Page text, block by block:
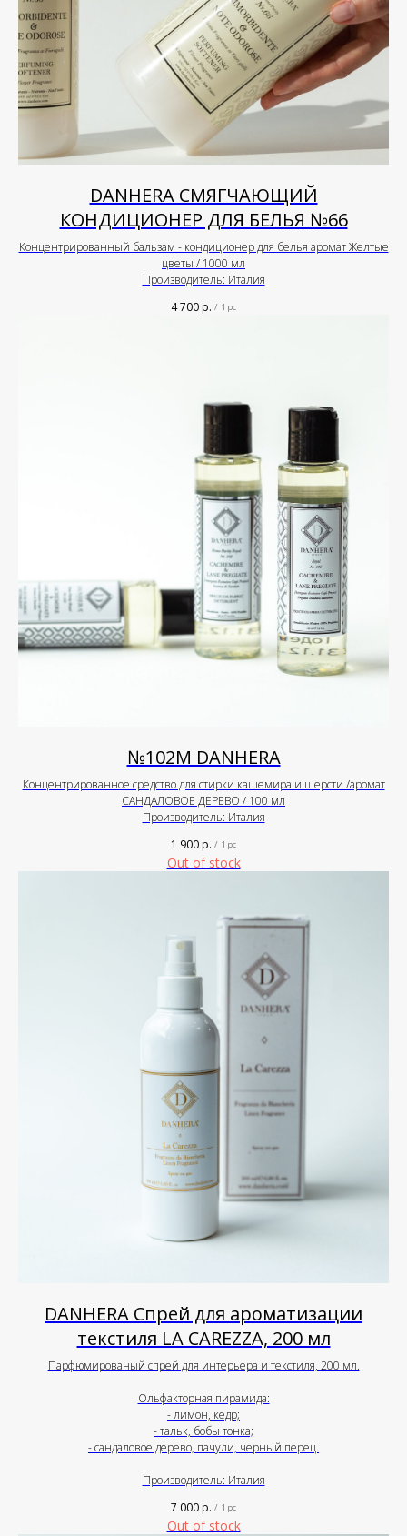
DANHERA СМЯГЧАЮЩИЙ
КОНДИЦИОНЕР ДЛЯ БЕЛЬЯ №66
Концентрированный бальзам - кондиционер для белья аромат Желтые
цветы / 1000 мл
Производитель: Италия
4 700р. / 1 pc
№102М DANHERA
Концентрированное средство для стирки кашемира и шерсти /аромат
САНДАЛОВОЕ ДЕРЕВО / 100 мл
Производитель: Италия
1 900р. / 1 pc
Out of stock
DANHERA Спрей для ароматизации
текстиля LA CAREZZA, 200 мл
Парфюмированый спрей для интерьера и текстиля, 200 мл.
Ольфакторная пирамида:
- лимон, кедр;
- тальк, бобы тонка;
- сандаловое дерево, пачули, черный перец.
Производитель: Италия
7 000р. / 1 pc
Out of stock